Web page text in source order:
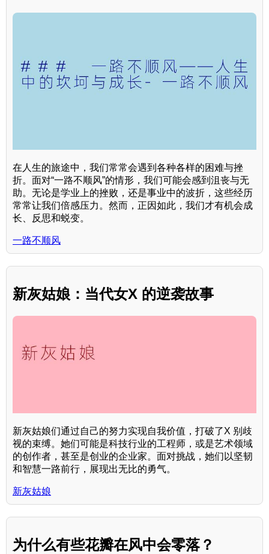
在人生的旅途中，我们常常会遇到各种各样的困难与挫
折。面对“一路不顺风”的情形，我们可能会感到沮丧与无
助。无论是学业上的挫败，还是事业中的波折，这些经历
常常让我们倍感压力。然而，正因如此，我们才有机会成
长、反思和蜕变。
一路不顺风
新灰姑娘：当代女X 的逆袭故事
新灰姑娘们通过自己的努力实现自我价值，打破了X 别歧
视的束缚。她们可能是科技行业的工程师，或是艺术领域
的创作者，甚至是创业的企业家。面对挑战，她们以坚韧
和智慧一路前行，展现出无比的勇气。
新灰姑娘
为什么有些花瓣在风中会零落？